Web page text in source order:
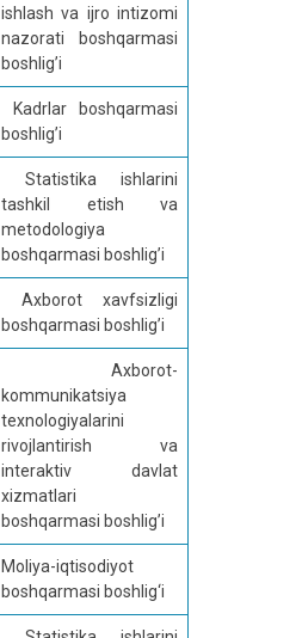
ishlash va ijro intizomi
nazorati boshqarmasi
boshlig’i
Kadrlar boshqarmasi
boshlig’i
Statistika ishlarini
tashkil etish va
metodologiya
boshqarmasi boshlig’i
Axborot xavfsizligi
boshqarmasi boshlig’i
Axborot-
kommunikatsiya
texnologiyalarini
rivojlantirish va
interaktiv davlat
xizmatlari
boshqarmasi boshlig’i
Moliya-iqtisodiyot
boshqarmasi boshlig‘i